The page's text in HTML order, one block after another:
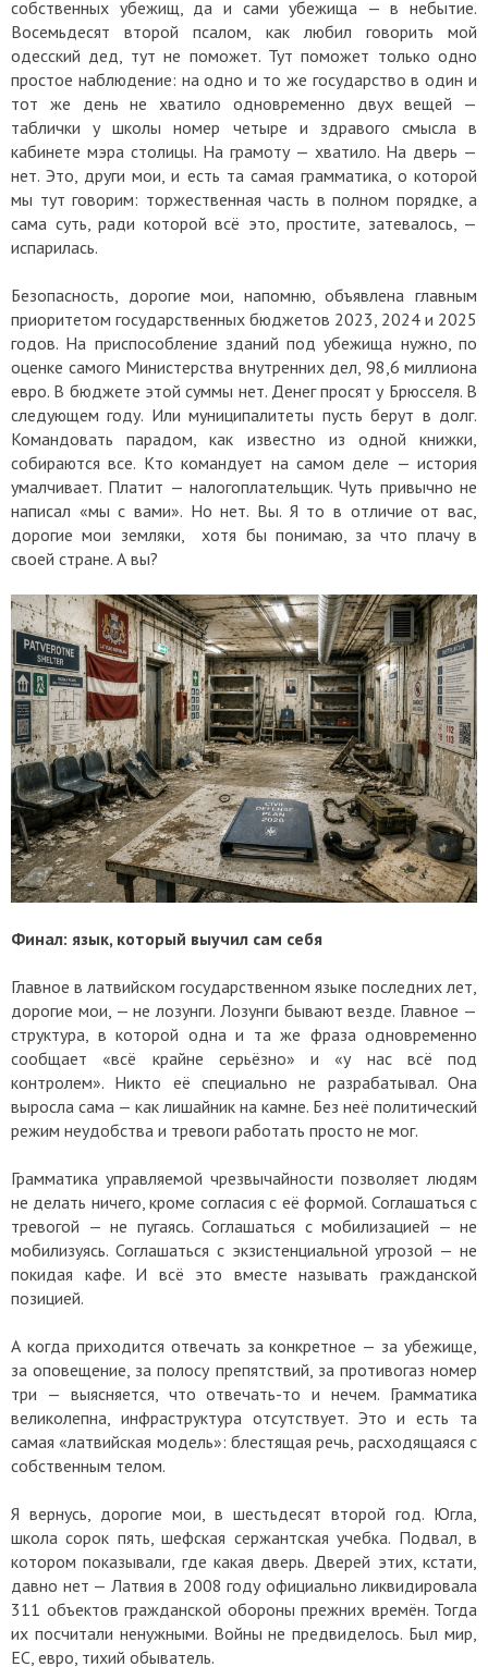
собственных убежищ, да и сами убежища — в небытие.
Восемьдесят второй псалом, как любил говорить мой
одесский дед, тут не поможет. Тут поможет только одно
простое наблюдение: на одно и то же государство в один и
тот же день не хватило одновременно двух вещей —
таблички у школы номер четыре и здравого смысла в
кабинете мэра столицы. На грамоту — хватило. На дверь —
нет. Это, други мои, и есть та самая грамматика, о которой
мы тут говорим: торжественная часть в полном порядке, а
сама суть, ради которой всё это, простите, затевалось, —
испарилась.
Безопасность, дорогие мои, напомню, объявлена главным
приоритетом государственных бюджетов 2023, 2024 и 2025
годов. На приспособление зданий под убежища нужно, по
оценке самого Министерства внутренних дел, 98,6 миллиона
евро. В бюджете этой суммы нет. Денег просят у Брюсселя. В
следующем году. Или муниципалитеты пусть берут в долг.
Командовать парадом, как известно из одной книжки,
собираются все. Кто командует на самом деле — история
умалчивает. Платит — налогоплательщик. Чуть привычно не
написал «мы с вами». Но нет. Вы. Я то в отличие от вас,
дорогие мои земляки, хотя бы понимаю, за что плачу в
своей стране. А вы?
Финал: язык, который выучил сам себя
Главное в латвийском государственном языке последних лет,
дорогие мои, — не лозунги. Лозунги бывают везде. Главное —
структура, в которой одна и та же фраза одновременно
сообщает «всё крайне серьёзно» и «у нас всё под
контролем». Никто её специально не разрабатывал. Она
выросла сама — как лишайник на камне. Без неё политический
режим неудобства и тревоги работать просто не мог.
Грамматика управляемой чрезвычайности позволяет людям
не делать ничего, кроме согласия с её формой. Соглашаться с
тревогой — не пугаясь. Соглашаться с мобилизацией — не
мобилизуясь. Соглашаться с экзистенциальной угрозой — не
покидая кафе. И всё это вместе называть гражданской
позицией.
А когда приходится отвечать за конкретное — за убежище,
за оповещение, за полосу препятствий, за противогаз номер
три — выясняется, что отвечать-то и нечем. Грамматика
великолепна, инфраструктура отсутствует. Это и есть та
самая «латвийская модель»: блестящая речь, расходящаяся с
собственным телом.
Я вернусь, дорогие мои, в шестьдесят второй год. Югла,
школа сорок пять, шефская сержантская учебка. Подвал, в
котором показывали, где какая дверь. Дверей этих, кстати,
давно нет — Латвия в 2008 году официально ликвидировала
311 объектов гражданской обороны прежних времён. Тогда
их посчитали ненужными. Войны не предвиделось. Был мир,
ЕС, евро, тихий обыватель.